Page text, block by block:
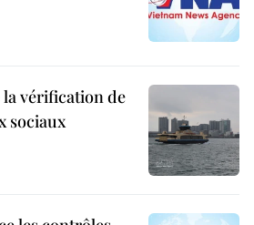
la vérification de
sociaux